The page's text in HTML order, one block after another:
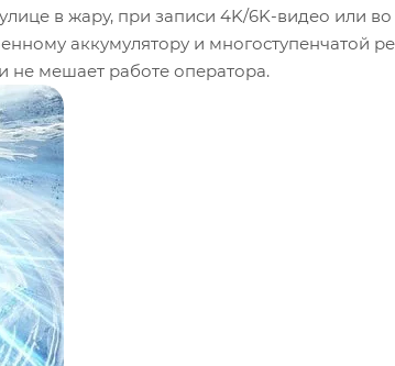
в жару, при записи 4K/6K-видео или
аккумулятору и многоступенчатой
не мешает работе оператора.